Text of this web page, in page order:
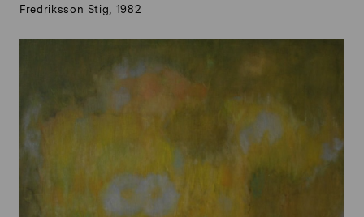
Fredriksson Stig, 1982